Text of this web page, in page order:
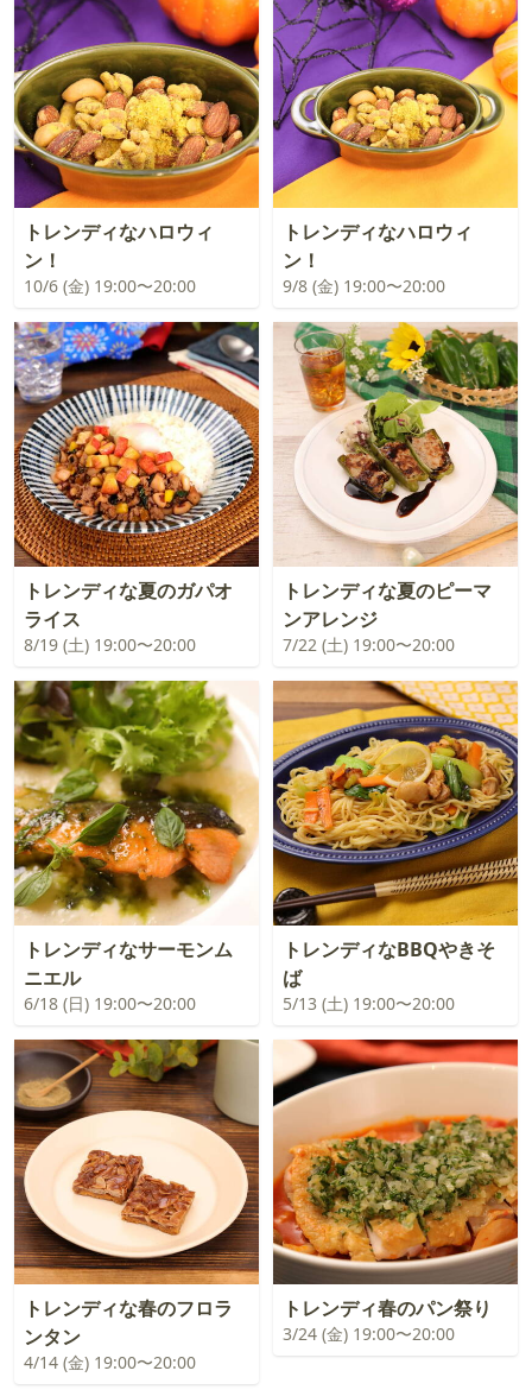
トレンディなハロウィ
ン！
10/6 (金) 19:00〜20:00
トレンディなハロウィ
ン！
9/8 (金) 19:00〜20:00
トレンディな夏のガパオ
ライス
8/19 (土) 19:00〜20:00
トレンディな夏のピーマ
ンアレンジ
7/22 (土) 19:00〜20:00
トレンディなサーモンム
ニエル
6/18 (日) 19:00〜20:00
トレンディなBBQやきそ
ば
5/13 (土) 19:00〜20:00
トレンディな春のフロラ
ンタン
4/14 (金) 19:00〜20:00
トレンディ春のパン祭り
3/24 (金) 19:00〜20:00